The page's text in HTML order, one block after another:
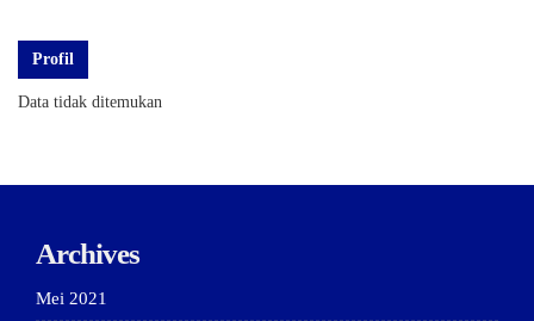
Profil
Data tidak ditemukan
Archives
Mei 2021